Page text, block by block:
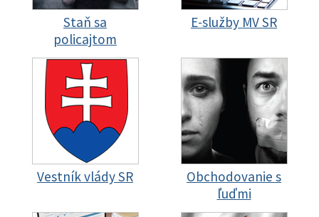
Staň sa
policajtom
E-služby MV SR
Vestník vlády SR
Obchodovanie s
ľuďmi